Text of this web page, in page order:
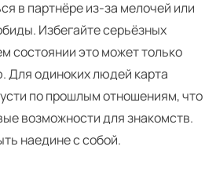
в партнёре из-за мелочей или
Избегайте серьёзных
состоянии это может только
Для одиноких людей карта
по прошлым отношениям, что
возможности для знакомств.
наедине с собой.